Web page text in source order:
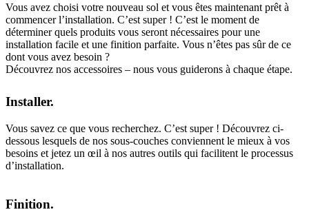
Vous avez choisi votre nouveau sol et vous êtes maintenant prêt à
commencer l’installation. C’est super ! C’est le moment de
déterminer quels produits vous seront nécessaires pour une
installation facile et une finition parfaite. Vous n’êtes pas sûr de ce
dont vous avez besoin ?
Découvrez nos accessoires – nous vous guiderons à chaque étape.
Installer.
Vous savez ce que vous recherchez. C’est super ! Découvrez ci-
dessous lesquels de nos sous-couches conviennent le mieux à vos
besoins et jetez un œil à nos autres outils qui facilitent le processus
d’installation.
Finition.